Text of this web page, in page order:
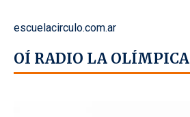
escuelacirculo.com.ar
OÍ RADIO LA OLÍMPICA